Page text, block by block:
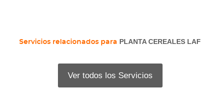
Servicios relacionados para PLANTA CEREALES LAF
Ver todos los Servicios